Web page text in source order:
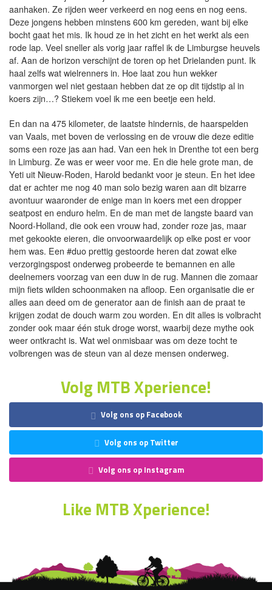
aanhaken. Ze rijden weer verkeerd en nog eens en nog eens.
Deze jongens hebben minstens 600 km gereden, want bij elke
bocht gaat het mis. Ik houd ze in het zicht en het werkt als een
rode lap. Veel sneller als vorig jaar raffel ik de Limburgse heuvels
af. Aan de horizon verschijnt de toren op het Drielanden punt. Ik
haal zelfs wat wielrenners in. Hoe laat zou hun wekker
vanmorgen wel niet gestaan hebben dat ze op dit tijdstip al in
koers zijn…? Stiekem voel ik me een beetje een held.
En dan na 475 kilometer, de laatste hindernis, de haarspelden
van Vaals, met boven de verlossing en de vrouw die deze editie
soms een roze jas aan had. Van een hek in Drenthe tot een berg
in Limburg. Ze was er weer voor me. En die hele grote man, de
Yeti uit Nieuw-Roden, Harold bedankt voor je steun. En het idee
dat er achter me nog 40 man solo bezig waren aan dit bizarre
avontuur waaronder de enige man in koers met een dropper
seatpost en enduro helm. En de man met de langste baard van
Noord-Holland, die ook een vrouw had, zonder roze jas, maar
met gekookte eieren, die onvoorwaardelijk op elke post er voor
hem was. Een #duo prettig gestoorde heren dat zowat elke
verzorgingspost onderweg probeerde te bemannen en alle
deelnemers voorzag van een duw in de rug. Mannen die zomaar
mijn fiets wilden schoonmaken na afloop. Een organisatie die er
alles aan deed om de generator aan de finish aan de praat te
krijgen zodat de douch warm zou worden. En dit alles is volbracht
zonder ook maar één stuk droge worst, waarbij deze mythe ook
weer ontkracht is. Wat wel onmisbaar was om deze tocht te
volbrengen was de steun van al deze mensen onderweg.
Volg MTB Xperience!
Volg ons op Facebook
Volg ons op Twitter
Volg ons op Instagram
Like MTB Xperience!